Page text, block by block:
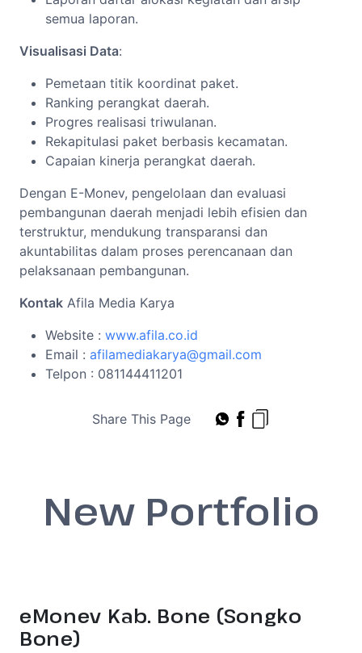
semua laporan.
Visualisasi Data:
Pemetaan titik koordinat paket.
Ranking perangkat daerah.
Progres realisasi triwulanan.
Rekapitulasi paket berbasis kecamatan.
Capaian kinerja perangkat daerah.
Dengan E-Monev, pengelolaan dan evaluasi
pembangunan daerah menjadi lebih efisien dan
terstruktur, mendukung transparansi dan
akuntabilitas dalam proses perencanaan dan
pelaksanaan pembangunan.
Kontak Afila Media Karya
Website : www.afila.co.id
Email : afilamediakarya@gmail.com
Telpon : 081144411201
Share This Page
New Portfolio
eMonev Kab. Bone (Songko
Bone)